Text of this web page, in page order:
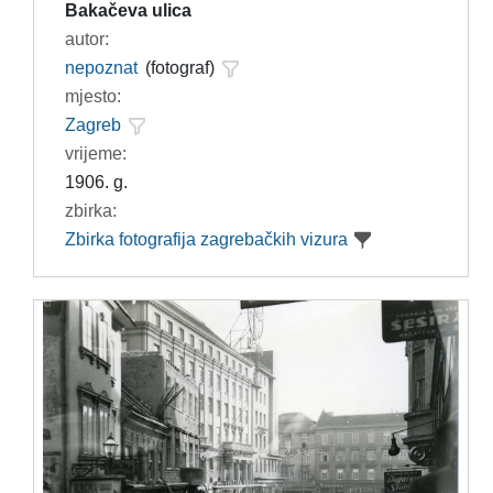
Bakačeva ulica
autor:
nepoznat (fotograf)
mjesto:
Zagreb
vrijeme:
1906. g.
zbirka:
Zbirka fotografija zagrebačkih vizura